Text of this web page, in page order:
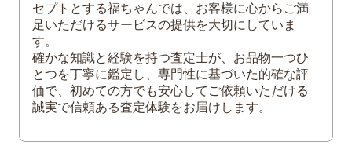
4 まとめ
セプトとする福ちゃんでは、お客様に心からご満
足いただけるサービスの提供を大切にしていま
す。
確かな知識と経験を持つ査定士が、お品物一つひ
とつを丁寧に鑑定し、専門性に基づいた的確な評
価で、初めての方でも安心してご依頼いただける
誠実で信頼ある査定体験をお届けします。